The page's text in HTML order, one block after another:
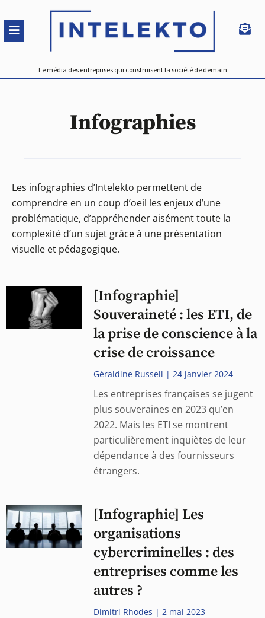
Le média des entreprises qui construisent la société de demain
Infographies
Les infographies d’Intelekto permettent de
comprendre en un coup d’oeil les enjeux d’une
problématique, d’appréhender aisément toute la
complexité d’un sujet grâce à une présentation
visuelle et pédagogique.
[Infographie]
Souveraineté : les ETI, de
la prise de conscience à la
crise de croissance
Géraldine Russell 24 janvier 2024
Les entreprises françaises se jugent
plus souveraines en 2023 qu’en
2022. Mais les ETI se montrent
particulièrement inquiètes de leur
dépendance à des fournisseurs
étrangers.
[Infographie] Les
organisations
cybercriminelles : des
entreprises comme les
autres ?
Dimitri Rhodes 2 mai 2023